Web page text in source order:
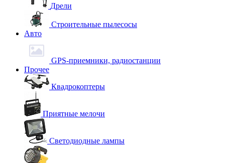
Дрели
Строительные пылесосы
Авто
GPS-приемники, радиостанции
Прочее
Квадрокоптеры
Приятные мелочи
Светодиодные лампы